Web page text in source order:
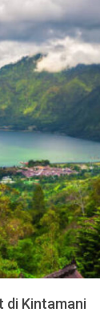
di Kintamani